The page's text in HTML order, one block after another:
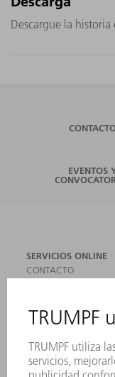
Descargue la
EVENTOS
SERVICIOS ONLINE
CONTACTO
REGISTRO PARA EL
MYTRUMPF
FICHAS TÉCNICAS
PRODUCTOS
MÁQUINAS Y